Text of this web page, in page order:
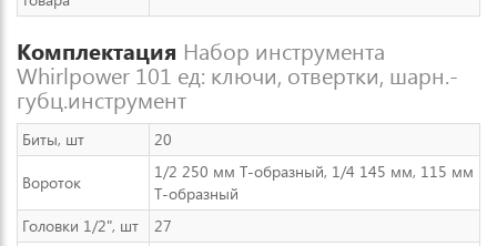
Комплектация Набор инструмента
Whirlpower 101 ед: ключи, отвертки, шарн.-
губц.инструмент
Биты, шт 20
Вороток
1/2 250 мм Т-образный, 1/4 145 мм, 115 мм
Т-образный
Головки 1/2", шт
27